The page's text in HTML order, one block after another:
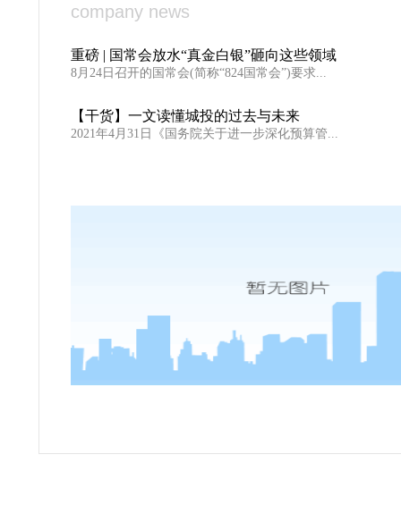
company news
重磅 | 国常会放水“真金白银”砸向这些领域
8月24日召开的国常会(简称“824国常会”)要求...
【干货】一文读懂城投的过去与未来
2021年4月31日《国务院关于进一步深化预算管...